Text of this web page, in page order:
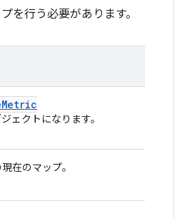
を行う必要があります。
Metric
ェクトになります。
在のマップ。